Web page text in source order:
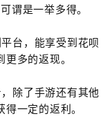
谓是一举多得。
台，能享受到花呗
多的返现。
除了手游还有其他
一定的返利。